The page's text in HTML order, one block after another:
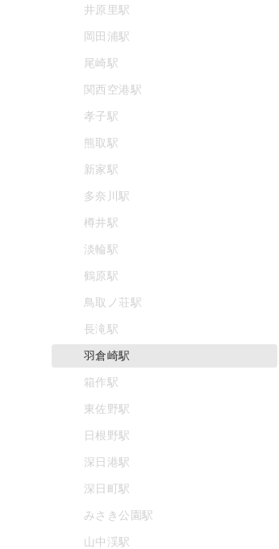
井原里駅
岡田浦駅
尾崎駅
関西空港駅
孝子駅
熊取駅
新家駅
多奈川駅
樽井駅
淡輪駅
鶴原駅
鳥取ノ荘駅
長滝駅
羽倉崎駅
箱作駅
東佐野駅
日根野駅
深日港駅
深日町駅
みさき公園駅
山中渓駅